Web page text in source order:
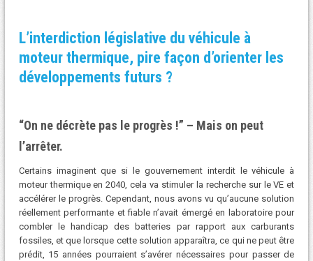
L’interdiction législative du véhicule à
moteur thermique, pire façon d’orienter les
développements futurs ?
“On ne décrète pas le progrès !” – Mais on peut
l’arrêter.
Certains imaginent que si le gouvernement interdit le véhicule à
moteur thermique en 2040, cela va stimuler la recherche sur le VE et
accélérer le progrès. Cependant, nous avons vu qu’aucune solution
réellement performante et fiable n’avait émergé en laboratoire pour
combler le handicap des batteries par rapport aux carburants
fossiles, et que lorsque cette solution apparaîtra, ce qui ne peut être
prédit, 15 années pourraient s’avérer nécessaires pour passer de